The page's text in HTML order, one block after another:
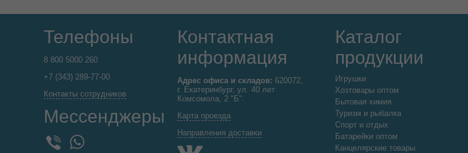
Телефоны
8 800 5000 260
+7 (343) 289-77-00
Контакты сотрудников
Мессенджеры
WhatsApp
Контактная
информация
Адрес офиса и складов: 620072,
г. Екатеринбург, ул. 40 лет
Комсомола, 2 "Б".
Карта проезда
Направления доставки
Каталог
продукции
Игрушки
Хозтовары оптом
Бытовая химия
Туризм и рыбалка
Спорт и отдых
Батарейки оптом
Канцелярские товары